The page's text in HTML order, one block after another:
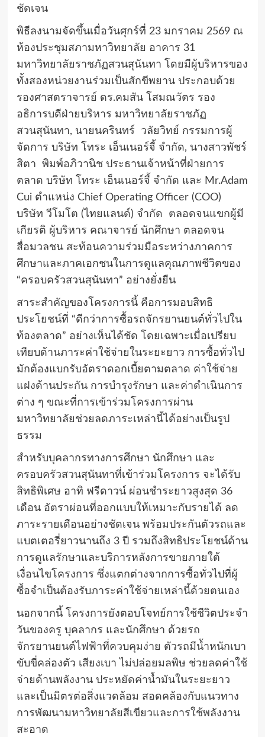
ชัดเจน
พิธีลงนามจัดขึ้นเมื่อวันศุกร์ที่ 23 มกราคม 2569 ณ
ห้องประชุมสภามหาวิทยาลัย อาคาร 31
มหาวิทยาลัยราชภัฏสวนสุนันทา โดยมีผู้บริหารของ
ทั้งสองหน่วยงานร่วมเป็นสักขีพยาน ประกอบด้วย
รองศาสตราจารย์ ดร.คมสัน โสมณวัตร รอง
อธิการบดีฝ่ายบริหาร มหาวิทยาลัยราชภัฏ
สวนสุนันทา, นายนครินทร์ วลัยวิทย์ กรรมการผู้
จัดการ บริษัท โทระ เอ็นเนอร์จี้ จำกัด, นางสาวพัชร์
สิตา พิมพ์อภิวานิช ประธานเจ้าหน้าที่ฝ่ายการ
ตลาด บริษัท โทระ เอ็นเนอร์จี้ จำกัด และ Mr.Adam
Cui ตำแหน่ง Chief Operating Officer (COO)
บริษัท วีโมโต (ไทยแลนด์) จำกัด ตลอดจนแขกผู้มี
เกียรติ ผู้บริหาร คณาจารย์ นักศึกษา ตลอดจน
สื่อมวลชน สะท้อนความร่วมมือระหว่างภาคการ
ศึกษาและภาคเอกชนในการดูแลคุณภาพชีวิตของ
“ครอบครัวสวนสุนันทา” อย่างยั่งยืน
สาระสำคัญของโครงการนี้ คือการมอบสิทธิ
ประโยชน์ที่ “ดีกว่าการซื้อรถจักรยานยนต์ทั่วไปใน
ท้องตลาด” อย่างเห็นได้ชัด โดยเฉพาะเมื่อเปรียบ
เทียบด้านภาระค่าใช้จ่ายในระยะยาว การซื้อทั่วไป
มักต้องแบกรับอัตราดอกเบี้ยตามตลาด ค่าใช้จ่าย
แฝงด้านประกัน การบำรุงรักษา และค่าดำเนินการ
ต่าง ๆ ขณะที่การเข้าร่วมโครงการผ่าน
มหาวิทยาลัยช่วยลดภาระเหล่านี้ได้อย่างเป็นรูป
ธรรม
สำหรับบุคลากรทางการศึกษา นักศึกษา และ
ครอบครัวสวนสุนันทาที่เข้าร่วมโครงการ จะได้รับ
สิทธิพิเศษ อาทิ ฟรีดาวน์ ผ่อนชำระยาวสูงสุด 36
เดือน อัตราผ่อนที่ออกแบบให้เหมาะกับรายได้ ลด
ภาระรายเดือนอย่างชัดเจน พร้อมประกันตัวรถและ
แบตเตอรี่ยาวนานถึง 3 ปี รวมถึงสิทธิประโยชน์ด้าน
การดูแลรักษาและบริการหลังการขายภายใต้
เงื่อนไขโครงการ ซึ่งแตกต่างจากการซื้อทั่วไปที่ผู้
ซื้อจำเป็นต้องรับภาระค่าใช้จ่ายเหล่านี้ด้วยตนเอง
นอกจากนี้ โครงการยังตอบโจทย์การใช้ชีวิตประจำ
วันของครู บุคลากร และนักศึกษา ด้วยรถ
จักรยานยนต์ไฟฟ้าที่ควบคุมง่าย ตัวรถมีน้ำหนักเบา
ขับขี่คล่องตัว เสียงเบา ไม่ปล่อยมลพิษ ช่วยลดค่าใช้
จ่ายด้านพลังงาน ประหยัดค่าน้ำมันในระยะยาว
และเป็นมิตรต่อสิ่งแวดล้อม สอดคล้องกับแนวทาง
การพัฒนามหาวิทยาลัยสีเขียวและการใช้พลังงาน
สะอาด